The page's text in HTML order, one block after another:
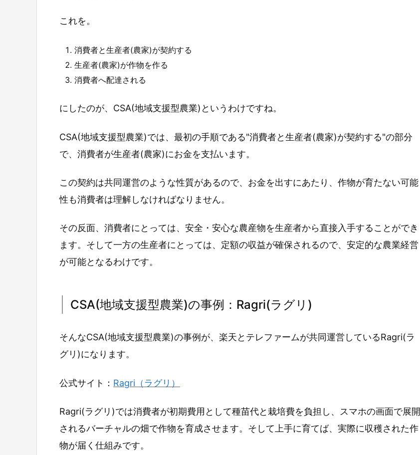
これを。
消費者と生産者(農家)が契約する
生産者(農家)が作物を作る
消費者へ配達される
にしたのが、CSA(地域支援型農業)というわけですね。
CSA(地域支援型農業)では、最初の手順である"消費者と生産者(農家)が契約する"の部分
で、消費者が生産者(農家)にお金を支払います。
この契約は共同運営のような性質があるので、お金を出すにあたり、作物が育たない可能
性も消費者は理解しなければなりません。
その反面、消費者にとっては、安全・安心な農産物を生産者から直接入手することができ
ます。そして一方の生産者にとっては、定額の収益が確保されるので、安定的な農業経営
が可能となるわけです。
CSA(地域支援型農業)の事例：Ragri(ラグリ)
そんなCSA(地域支援型農業)の事例が、楽天とテレファームが共同運営しているRagri(ラ
グリ)になります。
公式サイト： Ragri（ラグリ）
Ragri(ラグリ)では消費者が初期費用として種苗代と栽培費を負担し、スマホの画面で展開
されるバーチャルの畑で作物を育成させます。そして上手に育てば、実際に収穫された作
物が届く仕組みです。